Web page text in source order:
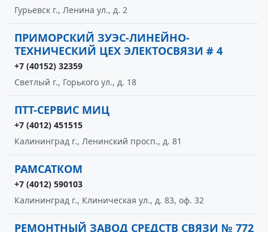
Гурьевск г., Ленина ул., д. 2
ПРИМОРСКИЙ ЗУЭС-ЛИНЕЙНО-
ТЕХНИЧЕСКИЙ ЦЕХ ЭЛЕКТОСВЯЗИ # 4
+7 (40152) 32359
Светлый г., Горького ул., д. 18
ПТТ-СЕРВИС МИЦ
+7 (4012) 451515
Калининград г., Ленинский просп., д. 81
РАМСАТКОМ
+7 (4012) 590103
Калининград г., Клиническая ул., д. 83, оф. 32
РЕМОНТНЫЙ ЗАВОД СРЕДСТВ СВЯЗИ № 772